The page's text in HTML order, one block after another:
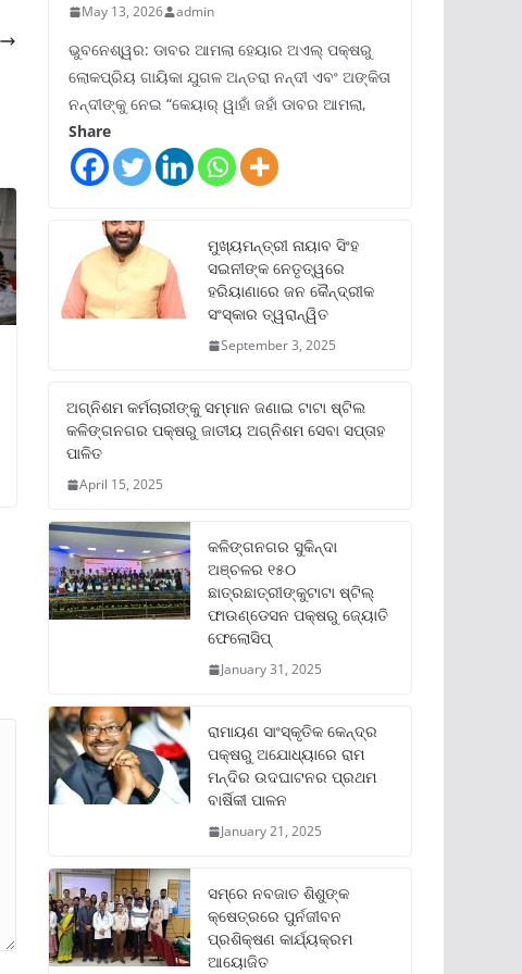
May 13, 2026 admin
ଭୁବନେଶ୍ୱର: ଡାବର ଆମଲା ହେୟାର ଅଏଲ୍ ପକ୍ଷରୁ
ଲୋକପ୍ରିୟ ଗାୟିକା ଯୁଗଳ ଅନ୍ତରା ନନ୍ଦୀ ଏବଂ ଅଙ୍କିତା
ନନ୍ଦୀଙ୍କୁ ନେଇ “କେୟାର୍ ୱାହାଁ ଜହାଁ ଡାବର ଆମଲା,
Share
ମୁଖ୍ୟମନ୍ତ୍ରୀ ନାୟାବ ସିଂହ
ସଇନୀଙ୍କ ନେତୃତ୍ୱରେ
ହରିୟାଣାରେ ଜନ କୈନ୍ଦ୍ରୀକ
ସଂସ୍କାର ତ୍ୱରାନ୍ୱିତ
September 3, 2025
ଅଗ୍ନିଶମ କର୍ମଚାରୀଙ୍କୁ ସମ୍ମାନ ଜଣାଇ ଟାଟା ଷ୍ଟିଲ
କଳିଙ୍ଗନଗର ପକ୍ଷରୁ ଜାତୀୟ ଅଗ୍ନିଶମ ସେବା ସପ୍ତାହ
ପାଳିତ
April 15, 2025
କଳିଙ୍ଗନଗର ସୁକିନ୍ଦା
ଅଞ୍ଚଳର ୧୫୦
ଛାତ୍ରଛାତ୍ରୀଙ୍କୁଟାଟା ଷ୍ଟିଲ୍
ଫାଉଣ୍ଡେସନ ପକ୍ଷରୁ ଜ୍ୟୋତି
ଫେଲୋସିପ୍‌
January 31, 2025
ରାମାୟଣ ସାଂସ୍କୃତିକ କେନ୍ଦ୍ର
ପକ୍ଷରୁ ଅଯୋଧ୍ୟାରେ ରାମ
ମନ୍ଦିର ଉଦଘାଟନର ପ୍ରଥମ
ବାର୍ଷିକୀ ପାଳନ
January 21, 2025
ସମ୍‌ରେ ନବଜାତ ଶିଶୁଙ୍କ
କ୍ଷେତ୍ରରେ ପୁର୍ନଜୀବନ
ପ୍ରଶିକ୍ଷଣ କାର୍ଯ୍ୟକ୍ରମ
ଆୟୋଜିତ